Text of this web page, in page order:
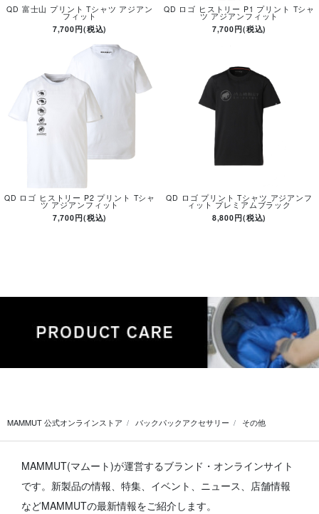
QD 富士山 プリント Tシャツ アジアン
フィット
7,700円(税込)
QD ロゴ ヒストリー P1 プリント Tシャ
ツ アジアンフィット
7,700円(税込)
QD ロゴ ヒストリー P2 プリント Tシャ
ツ アジアンフィット
7,700円(税込)
QD ロゴ プリント Tシャツ アジアンフ
ィット プレミアムブラック
8,800円(税込)
MAMMUT 公式オンラインストア バックパックアクセサリー その他
MAMMUT(マムート)が運営するブランド・オンラインサイト
です。 新製品の情報、特集、イベント、ニュース、店舗情報
などMAMMUTの最新情報をご紹介します。